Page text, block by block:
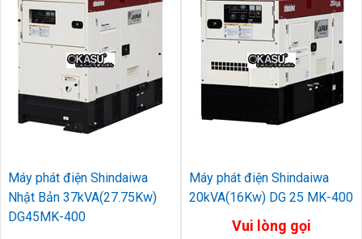
Máy phát điện Shindaiwa
Nhật Bản 37kVA(27.75Kw)
DG45MK-400
Máy phát điện Shindaiwa
20kVA(16Kw) DG 25 MK-400
Vui lòng gọi